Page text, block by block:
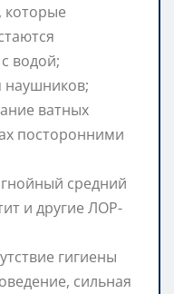
водой;
наушников;
ватных
посторонними
средний
и другие ЛОР-
гигиены
сильная